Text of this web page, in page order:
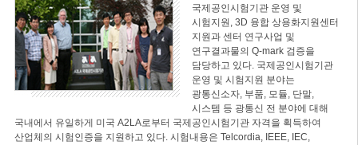
국제공인시험기관 운영 및
시험지원, 3D 융합 상용화지원센터
지원과 센터 연구사업 및
연구결과물의 Q-mark 검증을
담당하고 있다. 국제공인시험기관
운영 및 시험지원 분야는
광통신소자, 부품, 모듈, 단말,
시스템 등 광통신 전 분야에 대해
국내에서 유일하게 미국 A2LA로부터 국제공인시험기관 자격을 획득하여
산업체의 시험인증을 지원하고 있다. 시험내용은 Telcordia, IEEE, IEC,